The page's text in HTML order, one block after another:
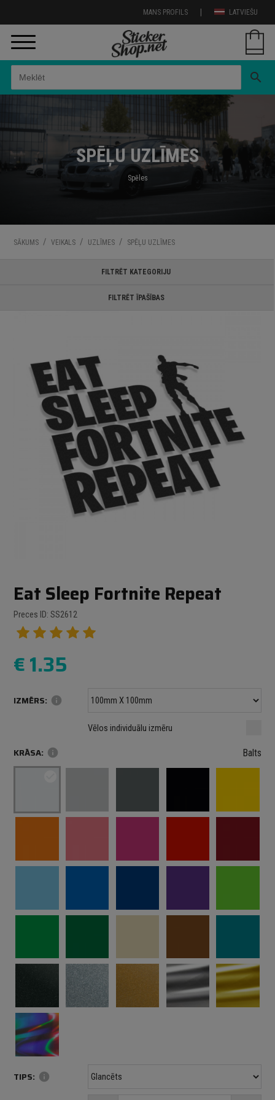
LATVIEŠU
|
MANS PROFILS
search
SPĒĻU UZLĪMES
Spēles
SĀKUMS / VEIKALS / UZLĪMES / SPĒĻU UZLĪMES
FILTRĒT KATEGORIJU
FILTRĒT ĪPAŠĪBAS
Eat Sleep Fortnite Repeat
Preces ID: SS2612
€1.35
IZMĒRS: info
mm mm
Maksimālais izmērs: 1000 mm
Vēlos individuālu izmēru
KRĀSA: info Balts
TIPS: info